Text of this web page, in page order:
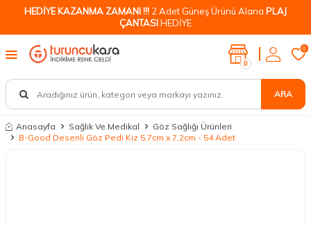
HEDİYE KAZANMA ZAMANI !!! 2 Adet Güneş Ürünü Alana PLAJ
ÇANTASIHEDİYE
ARA
0
0
Anasayfa Sağlık Ve Medikal
Göz Sağlığı Ürünleri
B-Good Desenli Göz Pedi Kız 5,7cm x 7,2cm - 54 Adet